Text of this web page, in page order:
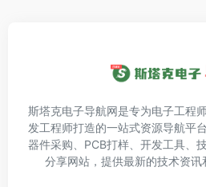
斯塔克电子导航网是专为电子工程
发工程师打造的一站式资源导航平
器件采购、PCB打样、开发工具、
分享网站，提供最新的技术资讯